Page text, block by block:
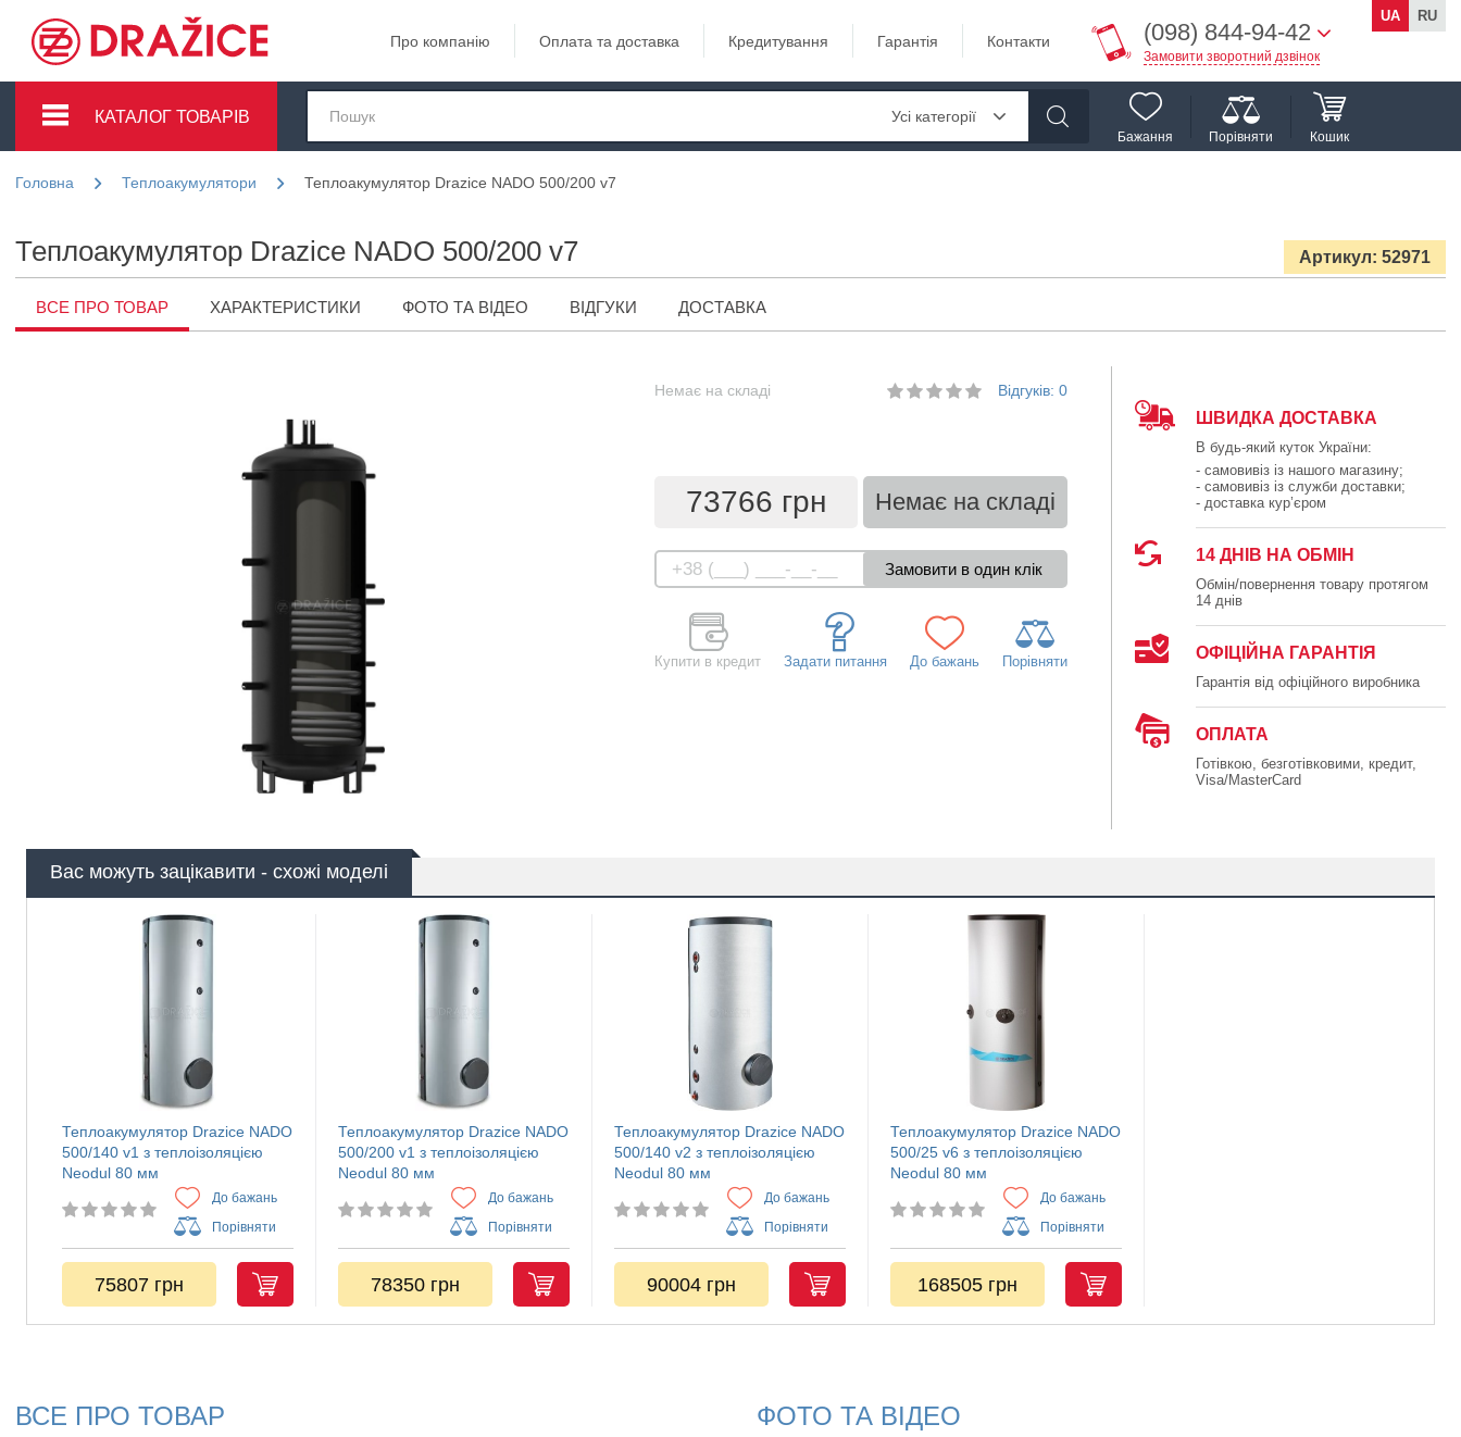
Про компанію Оплата та доставка Кредитування Гарантія Контакти (098) 844-94-42
Замовити зворотний дзвінок
UA RU
КАТАЛОГ ТОВАРІВ Усі категорії
Бажання Порівняти Кошик
Головна Теплоакумулятори Теплоакумулятор Drazice NADO 500/200 v7
Теплоакумулятор Drazice NADO 500/200 v7 Артикул: 52971
ВСЕ ПРО ТОВАР ХАРАКТЕРИСТИКИ ФОТО ТА ВІДЕО ВІДГУКИ ДОСТАВКА
Немає на складі Відгуків: 0
73766 грн Немає на складі
Купити в кредит Задати питання До бажань Порівняти
ШВИДКА ДОСТАВКА
В будь-який куток України:
- самовивіз із нашого магазину;
- самовивіз із служби доставки;
- доставка кур’єром
14 ДНІВ НА ОБМІН
Обмін/повернення товару протягом
14 днів
ОФІЦІЙНА ГАРАНТІЯ
Гарантія від офіційного виробника
ОПЛАТА
Готівкою, безготівковими, кредит,
Visa/MasterCard
Вас можуть зацікавити - схожі моделі
Теплоакумулятор Drazice NADO
500/140 v1 з теплоізоляцією
Neodul 80 мм
До бажань
Порівняти
75807 грн
Теплоакумулятор Drazice NADO
500/200 v1 з теплоізоляцією
Neodul 80 мм
До бажань
Порівняти
78350 грн
Теплоакумулятор Drazice NADO
500/140 v2 з теплоізоляцією
Neodul 80 мм
До бажань
Порівняти
90004 грн
Теплоакумулятор Drazice NADO
500/25 v6 з теплоізоляцією
Neodul 80 мм
До бажань
Порівняти
168505 грн
ВСЕ ПРО ТОВАР ФОТО ТА ВІДЕО